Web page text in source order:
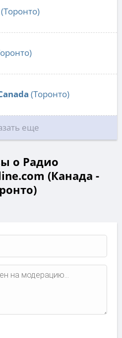
(Торонто)
(Торонто)
еще
о Радио
(Канада -